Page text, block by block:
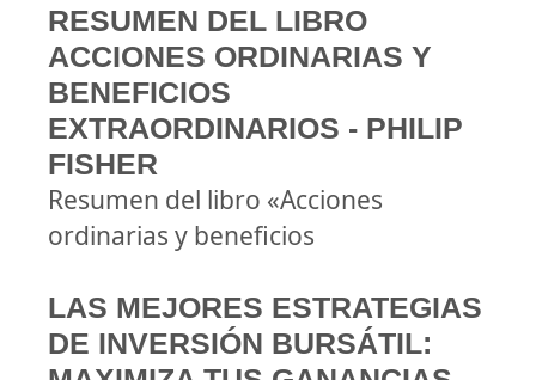
RESUMEN DEL LIBRO
ACCIONES ORDINARIAS Y
BENEFICIOS
EXTRAORDINARIOS - PHILIP
FISHER
Resumen del libro «Acciones
ordinarias y beneficios
LAS MEJORES ESTRATEGIAS
DE INVERSIÓN BURSÁTIL: